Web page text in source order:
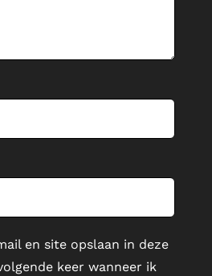
en site opslaan in deze
keer wanneer ik